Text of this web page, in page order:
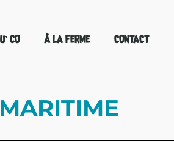
CO À LA FERME CONTACT